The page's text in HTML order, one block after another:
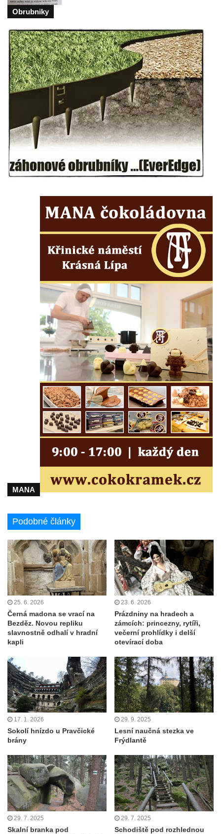
Obrubniky
MANA
Podobné články
25. 6. 2026
Černá madona se vrací na
Bezděz. Novou repliku
slavnostně odhalí v hradní
kapli
23. 6. 2026
Prázdniny na hradech a
zámcích: princezny, rytíři,
večerní prohlídky i delší
otevírací doba
17. 1. 2026
Sokolí hnízdo u Pravčické
brány
29. 9. 2025
Lesní naučná stezka ve
Frýdlantě
29. 7. 2025
Skalní branka pod
29. 7. 2025
Schodiště pod rozhlednou